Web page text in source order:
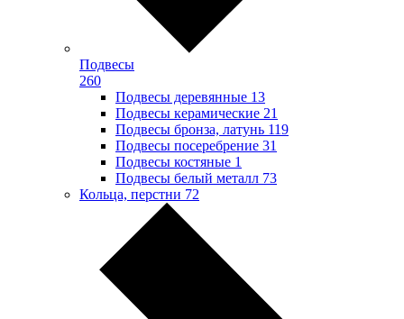
Подвесы
260
Подвесы деревянные 13
Подвесы керамические 21
Подвесы бронза, латунь 119
Подвесы посеребрение 31
Подвесы костяные 1
Подвесы белый металл 73
Кольца, перстни 72